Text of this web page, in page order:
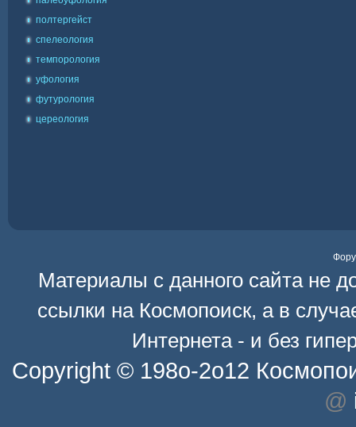
полтергейст
спелеология
темпорология
уфология
футурология
цереология
Материалы с данного сайта не
ссылки на Космопоиск, а в
Интернета - и без
Copyright © 198o-2o12
@